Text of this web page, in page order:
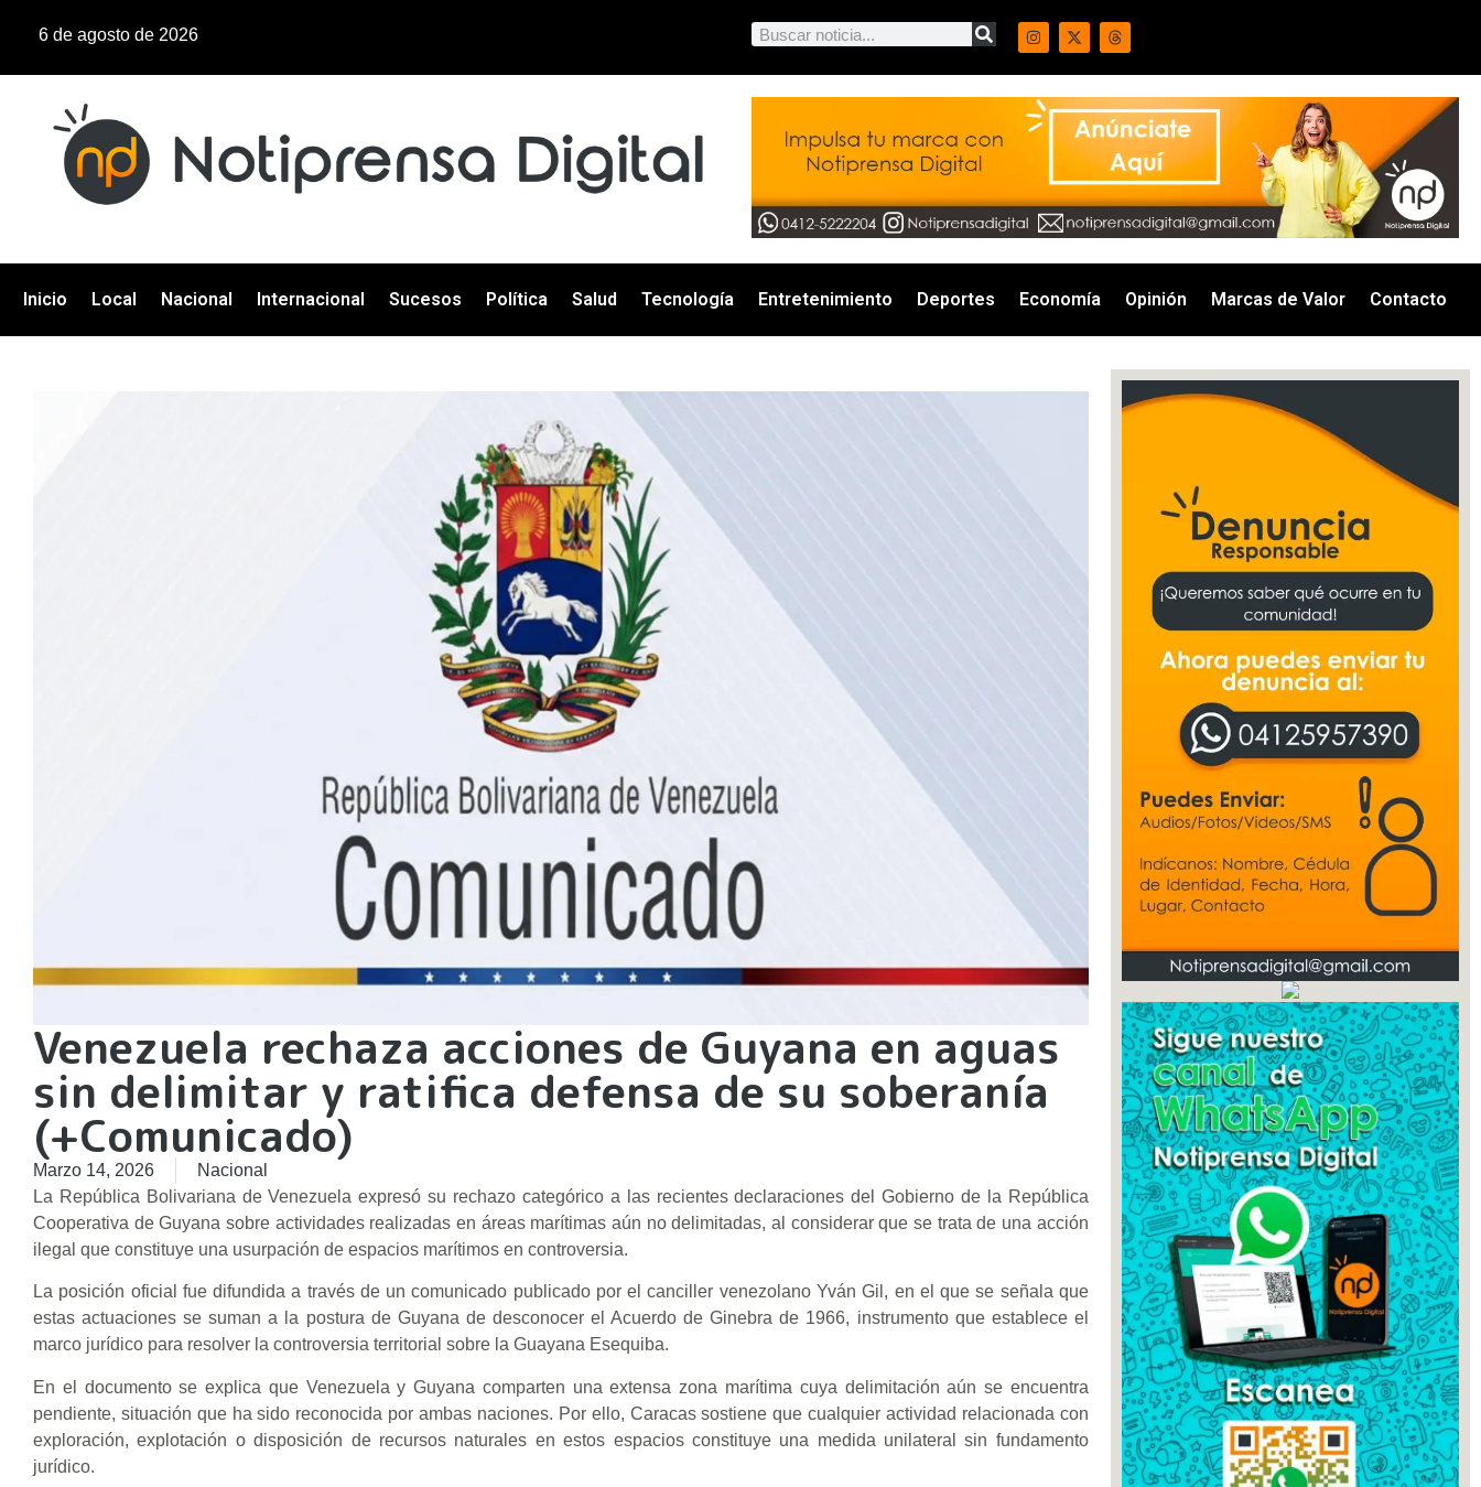
6 de agosto de 2026
Inicio Local Nacional Internacional Sucesos Política Salud Tecnología Entretenimiento Deportes Economía Opinión Marcas de Valor Contacto
Venezuela rechaza acciones de Guyana en aguas
sin delimitar y ratifica defensa de su soberanía
(+Comunicado)
Marzo 14, 2026
Nacional
La República Bolivariana de Venezuela expresó su rechazo categórico a las recientes declaraciones del Gobierno de la República
Cooperativa de Guyana sobre actividades realizadas en áreas marítimas aún no delimitadas, al considerar que se trata de una acción
ilegal que constituye una usurpación de espacios marítimos en controversia.
La posición oficial fue difundida a través de un comunicado publicado por el canciller venezolano Yván Gil, en el que se señala que
estas actuaciones se suman a la postura de Guyana de desconocer el Acuerdo de Ginebra de 1966, instrumento que establece el
marco jurídico para resolver la controversia territorial sobre la Guayana Esequiba.
En el documento se explica que Venezuela y Guyana comparten una extensa zona marítima cuya delimitación aún se encuentra
pendiente, situación que ha sido reconocida por ambas naciones. Por ello, Caracas sostiene que cualquier actividad relacionada con
exploración, explotación o disposición de recursos naturales en estos espacios constituye una medida unilateral sin fundamento
jurídico.